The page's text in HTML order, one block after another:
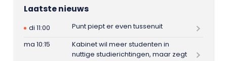
Laatste nieuws
di 11:00
Punt piept er even tussenuit
ma 10:15
Kabinet wil meer studenten in
nuttige studierichtingen, maar zegt